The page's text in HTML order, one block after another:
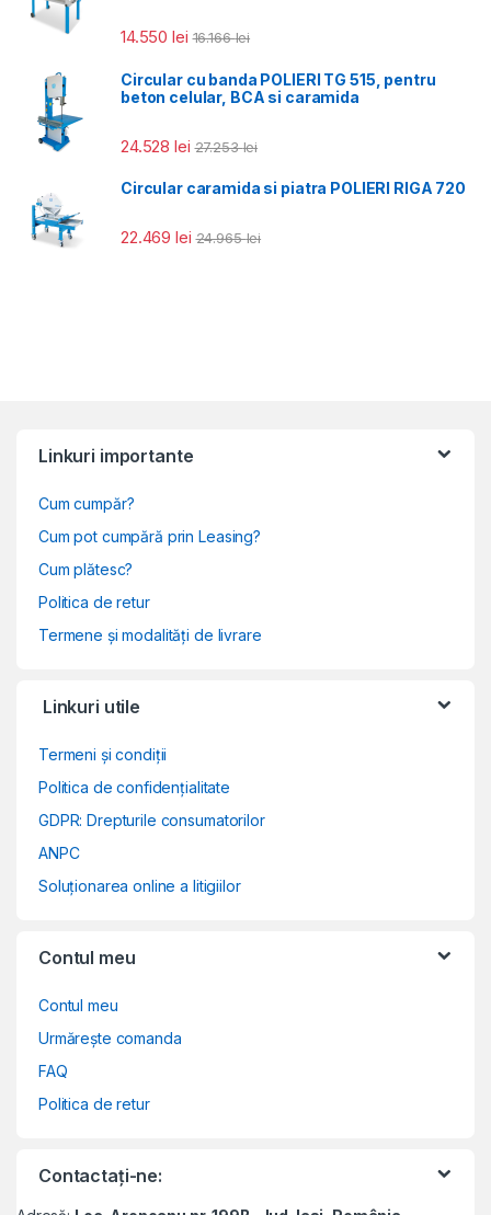
14.550lei 16.166lei
Circular cu banda POLIERI TG 515, pentru
beton celular, BCA si caramida
24.528lei 27.253lei
Circular caramida si piatra POLIERI RIGA 720
22.469lei 24.965lei
Linkuri importante
Cum cumpăr?
Cum pot cumpără prin Leasing?
Cum plătesc?
Politica de retur
Termene și modalități de livrare
Linkuri utile
Termeni și condiții
Politica de confidențialitate
GDPR: Drepturile consumatorilor
ANPC
Soluționarea online a litigiilor
Contul meu
Contul meu
Urmărește comanda
FAQ
Politica de retur
Contactați-ne: